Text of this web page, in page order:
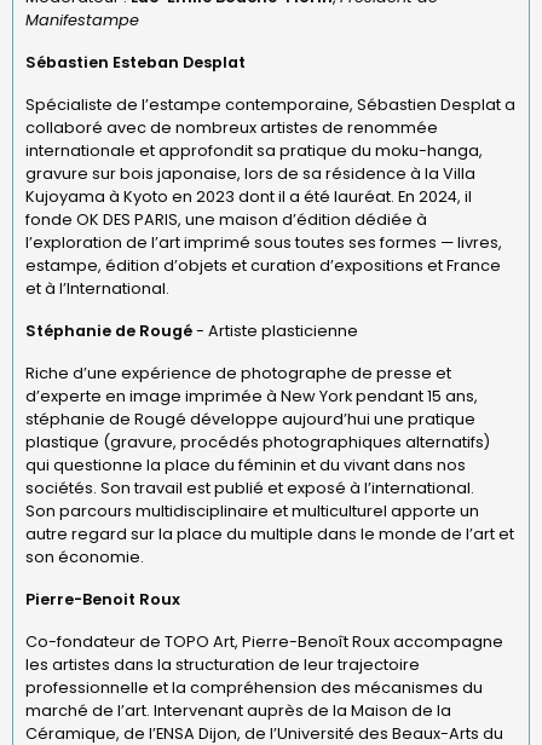
Manifestampe
Sébastien Esteban Desplat
Spécialiste de l’estampe contemporaine, Sébastien Desplat a
collaboré avec de nombreux artistes de renommée
internationale et approfondit sa pratique du moku-hanga,
gravure sur bois japonaise, lors de sa résidence à la Villa
Kujoyama à Kyoto en 2023 dont il a été lauréat. En 2024, il
fonde OK DES PARIS, une maison d’édition dédiée à
l’exploration de l’art imprimé sous toutes ses formes — livres,
estampe, édition d’objets et curation d’expositions et France
et à l’International.
Stéphanie de Rougé- Artiste plasticienne
Riche d’une expérience de photographe de presse et
d’experte en image imprimée à New York pendant 15 ans,
stéphanie de Rougé développe aujourd’hui une pratique
plastique (gravure, procédés photographiques alternatifs)
qui questionne la place du féminin et du vivant dans nos
sociétés. Son travail est publié et exposé à l’international.
Son parcours multidisciplinaire et multiculturel apporte un
autre regard sur la place du multiple dans le monde de l’art et
son économie.
Pierre-Benoit Roux
Co-fondateur de TOPO Art, Pierre-Benoît Roux accompagne
les artistes dans la structuration de leur trajectoire
professionnelle et la compréhension des mécanismes du
marché de l’art. Intervenant auprès de la Maison de la
Céramique, de l’ENSA Dijon, de l’Université des Beaux-Arts du